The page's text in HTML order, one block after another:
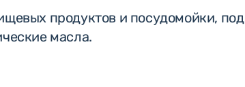
продуктов и посудомойки, под
масла.